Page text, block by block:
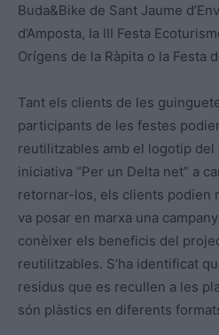
Buda&Bike de Sant Jaume
d’Amposta, Ia III Festa
Orígens de la Ràpita o la Festa
Tant els clients de les
participants de les festes
reutilitzables amb el logotip del
iniciativa “Per un Delta net” a
retornar-los, els clients podien
va posar en marxa una
conèixer els beneficis del
reutilitzables. S’ha identificat
residus que es recullen a les
són plàstics en diferents